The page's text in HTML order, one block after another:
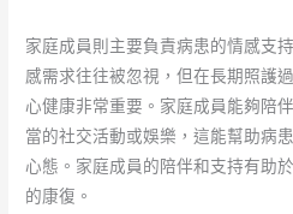
家庭成員則主要負責病患的情感支
感需求往往被忽視，但在長期照護
心健康非常重要。家庭成員能夠陪
當的社交活動或娛樂，這能幫助病
心態。家庭成員的陪伴和支持有助
的康復。